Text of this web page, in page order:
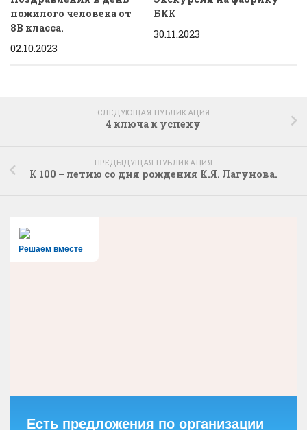
пожилого человека от
8В класса.
02.10.2023
БКК
30.11.2023
СЛЕДУЮЩАЯ ПУБЛИКАЦИЯ
4 ключа к успеху
ПРЕДЫДУЩАЯ ПУБЛИКАЦИЯ
К 100 – летию со дня рождения К.Я. Лагунова.
Решаем вместе
Есть предложения по организации